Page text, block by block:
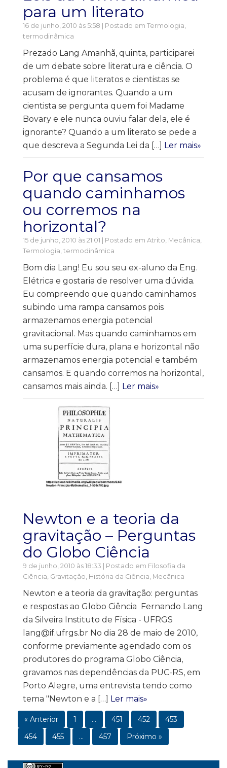
para um literato
16 de junho, 2010 às 5:58 | Postado em Termologia,
termodinâmica
Prezado Lang Amanhã, quinta, participarei
de um debate sobre literatura e ciência. O
problema é que literatos e cientistas se
acusam de ignorantes. Quando a um
cientista se pergunta quem foi Madame
Bovary e ele nunca ouviu falar dela, ele é
ignorante? Quando a um literato se pede a
que descreva a Segunda Lei da […] Ler mais»
Por que cansamos
quando caminhamos
ou corremos na
horizontal?
15 de junho, 2010 às 21:01 | Postado em Atrito Mecânica
Termologia, termodinâmica
Bom dia Lang! Eu sou seu ex-aluno da Eng.
Elétrica e gostaria de resolver uma dúvida.
Eu compreendo que quando caminhamos
subindo uma rampa cansamos pois
armazenamos energia potencial
gravitacional. Mas quando caminhamos em
uma superfície dura, plana e horizontal não
armazenamos energia potencial e também
cansamos. E quando corremos na horizontal,
cansamos mais ainda. […] Ler mais»
Newton e a teoria da
gravitação – Perguntas
do Globo Ciência
9 de junho, 2010 às 18:33 | Postado em Filosofia da
Ciência Gravitação História da Ciência Mecânica
Newton e a teoria da gravitação: perguntas
e respostas ao Globo Ciência Fernando Lang
da Silveira Instituto de Física - UFRGS
lang@if.ufrgs.br No dia 28 de maio de 2010,
conforme previamente agendado com os
produtores do programa Globo Ciência,
gravamos nas dependências da PUC-RS, em
Porto Alegre, uma entrevista tendo como
tema "Newton e a […] Ler mais»
« Anterior 1 … 451 452
453
454
455 … 457 Próximo »